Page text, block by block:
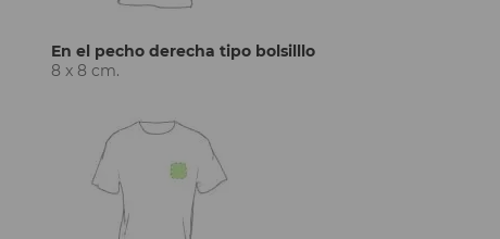
En el pecho derecha tipo bolsilllo
8 x 8 cm.